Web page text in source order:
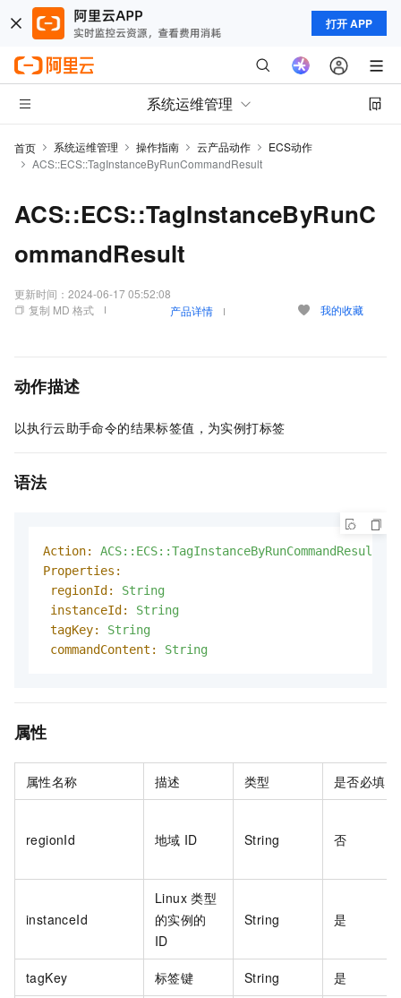
打开 APP
系统运维管理
首页 系统运维管理 操作指南 云产品动作
ECS动作
ACS::ECS::TagInstanceByRunCommandResult
ACS::ECS::TagInstanceByRunC
ommandResult
更新时间： 2024-06-17 05:52:08
复制 MD 格式
产品详情 我的收藏
动作描述
以执行云助手命令的结果标签值，为实例打标签
语法
Action:
ACS::ECS::TagInstanceByRunCommandResult
Properties:
regionId:
String
instanceId:
String
tagKey:
String
commandContent:
String
属性
属性名称 描述 类型 是否必填
regionId 地域 ID String 否
instanceId
Linux 类型
的实例的
ID
String 是
tagKey 标签键 String 是